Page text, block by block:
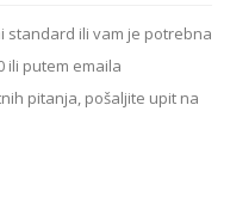
standard ili vam je potrebna
ili putem emaila
pitanja, pošaljite upit na